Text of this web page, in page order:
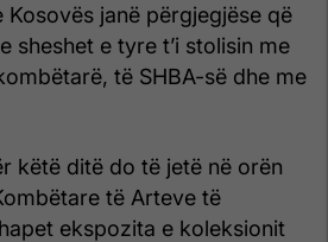
janë përgjegjëse që
sheshet e tyre t’i stolisin me
të SHBA-së dhe me
këtë ditë do të jetë në orën
të Arteve të
ekspozita e koleksionit